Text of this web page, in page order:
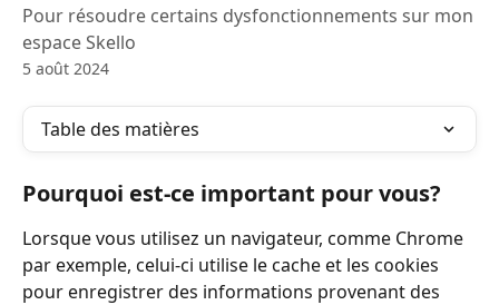
Pour résoudre certains dysfonctionnements sur mon
espace Skello
5 août 2024
Table des matières
Pourquoi est-ce important pour vous?
Lorsque vous utilisez un navigateur, comme Chrome
par exemple, celui-ci utilise le cache et les cookies
pour enregistrer des informations provenant des